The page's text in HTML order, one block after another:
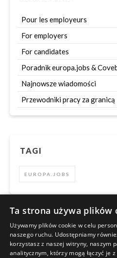
Pour les employeurs
For employers
For candidates
Poradnik europa.jobs &
Najnowsze wiadomości
Przewodniki pracy za granicą
TAGI
EUROPA.JOBS
Ta strona używa plików
Używamy plików cookie w celu
naszego ruchu. Udostępniamy
korzystasz z naszej witryny, naszym
analitycznym, którzy mogą łączyć je